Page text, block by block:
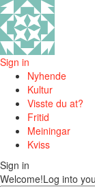
Sign in
Nyhende
Kultur
Visste du at?
Fritid
Meiningar
Kviss
Sign in
Welcome!Log into